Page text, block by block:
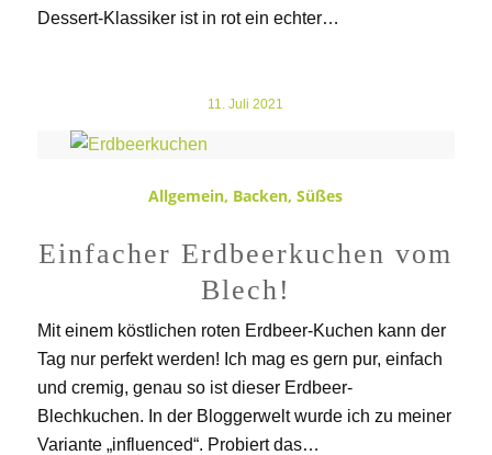
Dessert-Klassiker ist in rot ein echter…
11. Juli 2021
Allgemein, Backen,Süßes
Einfacher Erdbeerkuchen vom
Blech!
Mit einem köstlichen roten Erdbeer-Kuchen kann der
Tag nur perfekt werden! Ich mag es gern pur, einfach
und cremig, genau so ist dieser Erdbeer-
Blechkuchen. In der Bloggerwelt wurde ich zu meiner
Variante „influenced“. Probiert das…